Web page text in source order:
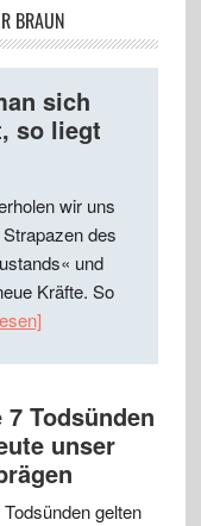
BRAUN
sich
so liegt
wir uns
des
und
Kräfte. So
Todsünden
unser
gelten